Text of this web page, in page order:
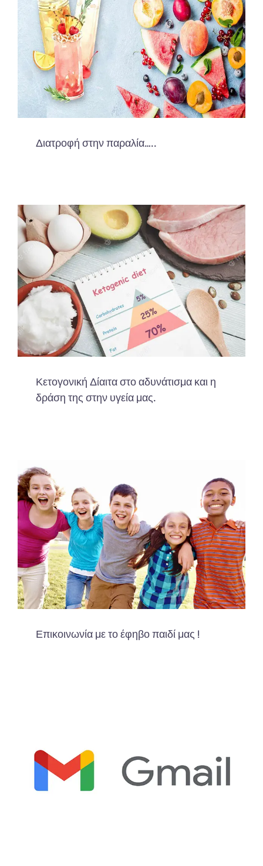
Διατροφή στην παραλία…..
Κετογονική Δίαιτα στο αδυνάτισμα και η
δράση της στην υγεία μας.
Επικοινωνία με το έφηβο παιδί μας !